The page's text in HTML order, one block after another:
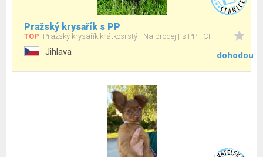
Pražský krysařík s PP
TOP Pražský krysařík krátkosrstý Na prodej s PP FCI
Jihlava dohodou